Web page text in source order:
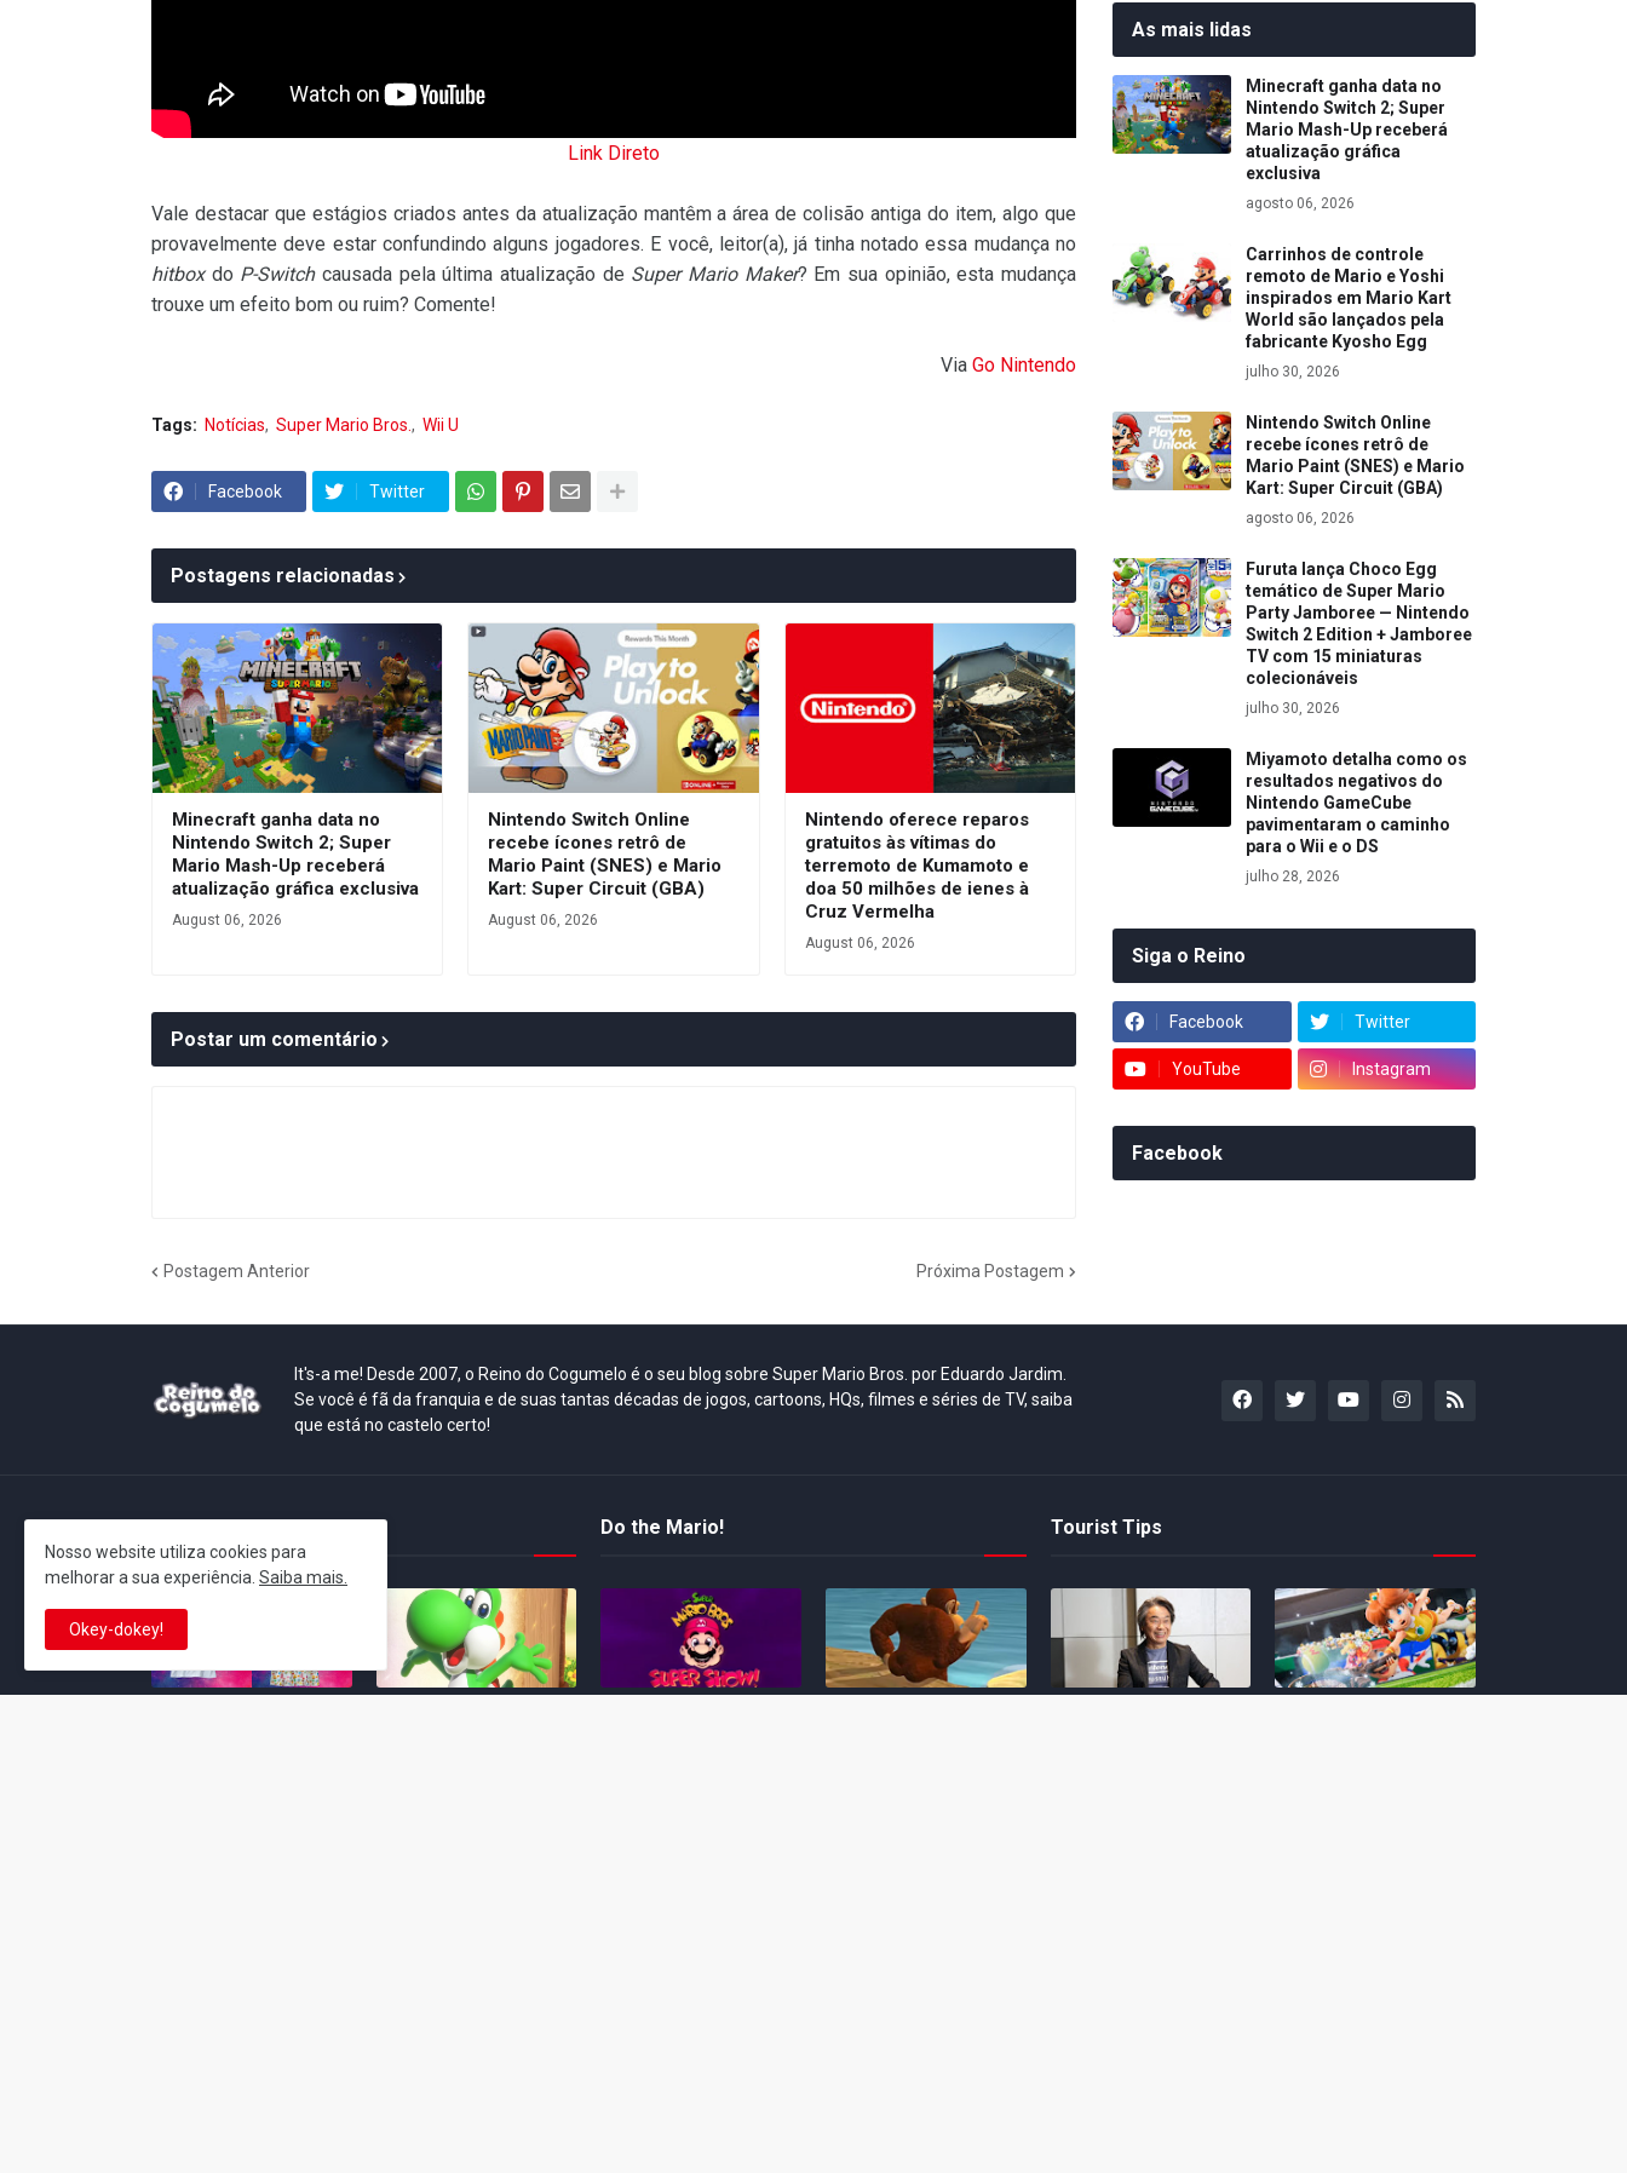
Link Direto
Vale destacar que estágios criados antes da atualização mantêm a área de colisão antiga do item, algo que
provavelmente deve estar confundindo alguns jogadores. E você, leitor(a), já tinha notado essa mudança no
hitboxdo P-Switchcausada pela última atualização de Super Mario Maker? Em sua opinião, esta mudança
trouxe um efeito bom ou ruim? Comente!
Via Go Nintendo
Tags: Notícias Super Mario Bros. Wii U
Facebook Twitter
Postagens relacionadas
Minecraft ganha data no
Nintendo Switch 2; Super
Mario Mash-Up receberá
atualização gráfica exclusiva
August 06, 2026
Nintendo Switch Online
recebe ícones retrô de
Mario Paint (SNES) e Mario
Kart: Super Circuit (GBA)
August 06, 2026
Nintendo oferece reparos
gratuitos às vítimas do
terremoto de Kumamoto e
doa 50 milhões de ienes à
Cruz Vermelha
August 06, 2026
Postar um comentário
Postagem Anterior Próxima Postagem
As mais lidas
Minecraft ganha data no
Nintendo Switch 2; Super
Mario Mash-Up receberá
atualização gráfica
exclusiva
agosto 06, 2026
Carrinhos de controle
remoto de Mario e Yoshi
inspirados em Mario Kart
World são lançados pela
fabricante Kyosho Egg
julho 30, 2026
Nintendo Switch Online
recebe ícones retrô de
Mario Paint (SNES) e Mario
Kart: Super Circuit (GBA)
agosto 06, 2026
Furuta lança Choco Egg
temático de Super Mario
Party Jamboree — Nintendo
Switch 2 Edition + Jamboree
TV com 15 miniaturas
colecionáveis
julho 30, 2026
Miyamoto detalha como os
resultados negativos do
Nintendo GameCube
pavimentaram o caminho
para o Wii e o DS
julho 28, 2026
Siga o Reino
Facebook Twitter
YouTube Instagram
Facebook
It's-a me! Desde 2007, o Reino do Cogumelo é o seu blog sobre Super Mario Bros. por Eduardo Jardim.
Se você é fã da franquia e de suas tantas décadas de jogos, cartoons, HQs, filmes e séries de TV, saiba
que está no castelo certo!
This is cinema! Do the Mario! Tourist Tips
Nosso website utiliza cookies para
melhorar a sua experiência. Saiba mais.
Okey-dokey!